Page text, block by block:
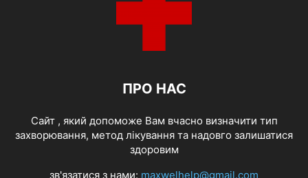
ПРО НАС
Cайт , який допоможе Вам вчасно визначити тип
захворювання, метод лікування та надовго залишатися
здоровим
зв'язатися з нами: maxwelhelp@gmail.com